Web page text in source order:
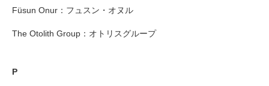
Füsun Onur：フュスン・オヌル
The Otolith Group：オトリスグループ
P